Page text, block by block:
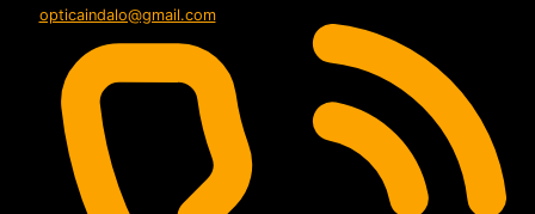
opticaindalo@gmail.com